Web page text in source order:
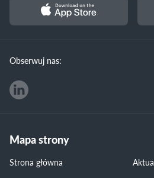
Obserwuj nas:
Mapa strony
Strona główna